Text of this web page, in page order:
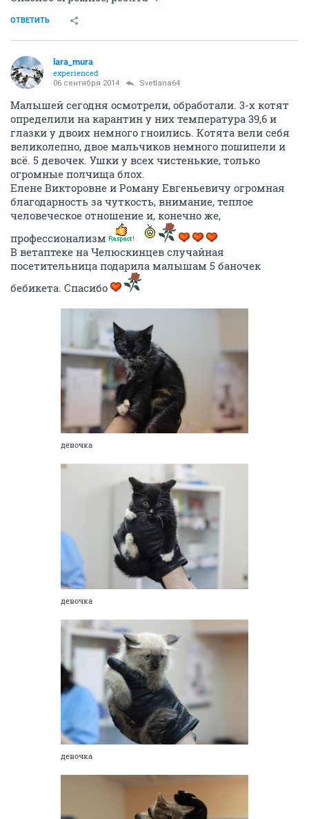
ОТВЕТИТЬ
lara_mura
experienced
06 сентября 2014 Svetlana64
Малышей сегодня осмотрели, обработали. 3-х котят
определили на карантин у них температура 39,6 и
глазки у двоих немного гноились. Котята вели себя
великолепно, двое мальчиков немного пошипели и
всё. 5 девочек. Ушки у всех чистенькие, только
огромные полчища блох.
Елене Викторовне и Роману Евгеньевичу огромная
благодарность за чуткость, внимание, теплое
человеческое отношение и, конечно же,
профессионализм
В ветаптеке на Челюскинцев случайная
посетительница подарила малышам 5 баночек
бебикета. Спасибо
девочка
девочка
девочка